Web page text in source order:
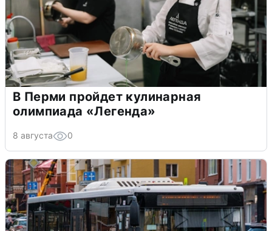
В Перми пройдет кулинарная
олимпиада «Легенда»
8 августа 0